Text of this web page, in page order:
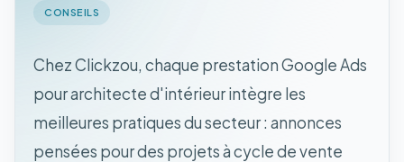
CONSEILS
Chez Clickzou, chaque prestation Google Ads
pour architecte d'intérieur intègre les
meilleures pratiques du secteur : annonces
pensées pour des projets à cycle de vente